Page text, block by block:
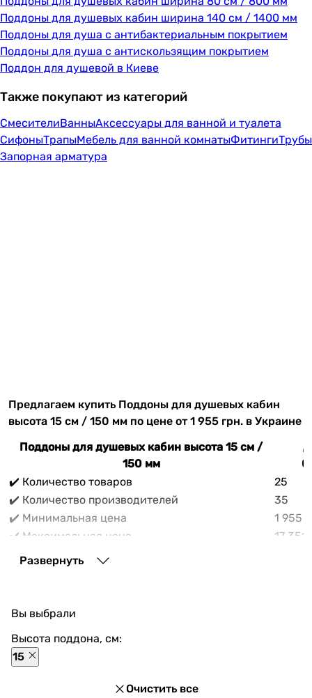
Поддоны для душевых кабин ширина 140 см / 1400 мм
Поддоны для душа с антибактериальным покрытием
Поддоны для душа с антискользящим покрытием
Поддон для душевой в Киеве
Также покупают из категорий
СмесителиВанныАксессуары для ванной и туалета
СифоныТрапыМебель для ванной комнатыФитингиТрубы
Запорная арматура
Предлагаем купить Поддоны для душевых кабин
высота 15 см / 150 мм по цене от 1 955 грн. в Украине
Поддоны для душевых кабин высота 15 см /
150 мм
✔️ Количество товаров
25
✔️ Количество производителей
35
✔️ Минимальная цена
1 955
✔️ Максимальная цена
17 351
✔️ Средняя цена
Поддоны для душевых кабин высота 15 см / 150 мм в
нашем магазине доступны разнообразные способы
оплаты, покупка в кредит и множество акций и
Развернуть
Вы выбрали
Высота поддона, см:
15
Очистить все